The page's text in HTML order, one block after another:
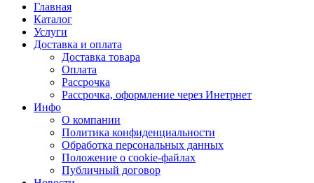
Главная
Каталог
Услуги
Доставка и оплата
Доставка товара
Оплата
Рассрочка
Рассрочка, оформление через Инетрнет
Инфо
О компании
Политика конфиденциальности
Обработка персональных данных
Положение о cookie-файлах
Публичный договор